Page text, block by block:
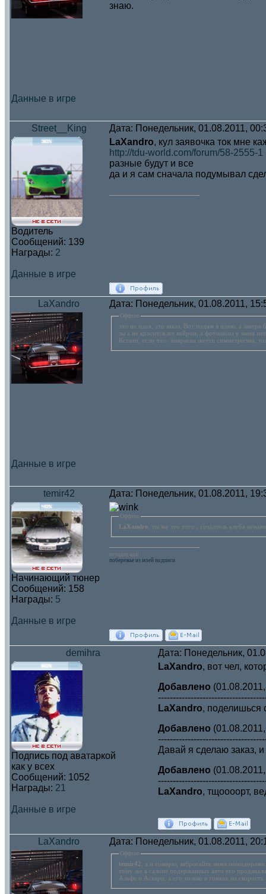
Данные в игре
знаю.
Street__King Дата: Понедельник, 01.08.2011,
Водитель
Сообщений: 139
Награды: 2
Данные в игре
LaXandro, кул заявочка ток мне
http://tdu-world.com/forum/58-2555-1
разные будут и все
да и я сам сначала подумывал
LaXandro Дата: Понедельник, 01.08.2011,
Данные в игре
Оффтоп
это не идея, это заказ. Вот подам я идею, а
зы а не красится же вейрон, а фотошопа у меня
Кстати, если что- покраска почти симметрична,
temir42 Дата: Понедельник, 01.08.2011,
Начинающий тюнер
Сообщений: 158
Награды: 5
Данные в игре
Оффтоп
LaXandro , ты же это того , создатель клуба
исчадие ада!
побережье из моей подписи
demihra Дата: Понедельник,
Подпись под аватаркой
как у всех
Сообщений: 1052
Награды: 21
Данные в игре
LaXandro, вот чел,
Добавлено
LaXandro, поделишься
Добавлено
Давай я сделаю заказ,
Добавлено
LaXandro, тщоооорт,
LaXandro Дата: Понедельник, 01.08.2011,
Оффтоп
temir42 , я и говорю, забросайте меня
тому же в салоне подержанных авто его
Альфе и Аскари, а его только в гонках на